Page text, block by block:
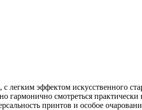
легким эффектом искусственного
гармонично смотреться практически
принтов и особое